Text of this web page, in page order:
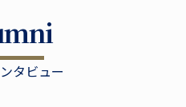
タビュー